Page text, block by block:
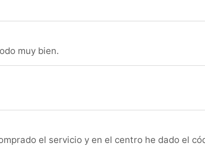
muy bien.
el servicio y en el centro he dado el